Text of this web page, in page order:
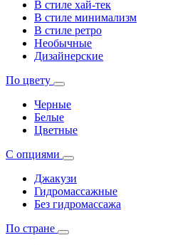
В стиле хай-тек
В стиле минимализм
В стиле ретро
Необычные
Дизайнерские
По цвету
Черные
Белые
Цветные
С опциями
Джакузи
Гидромассажные
Без гидромассажа
По стране